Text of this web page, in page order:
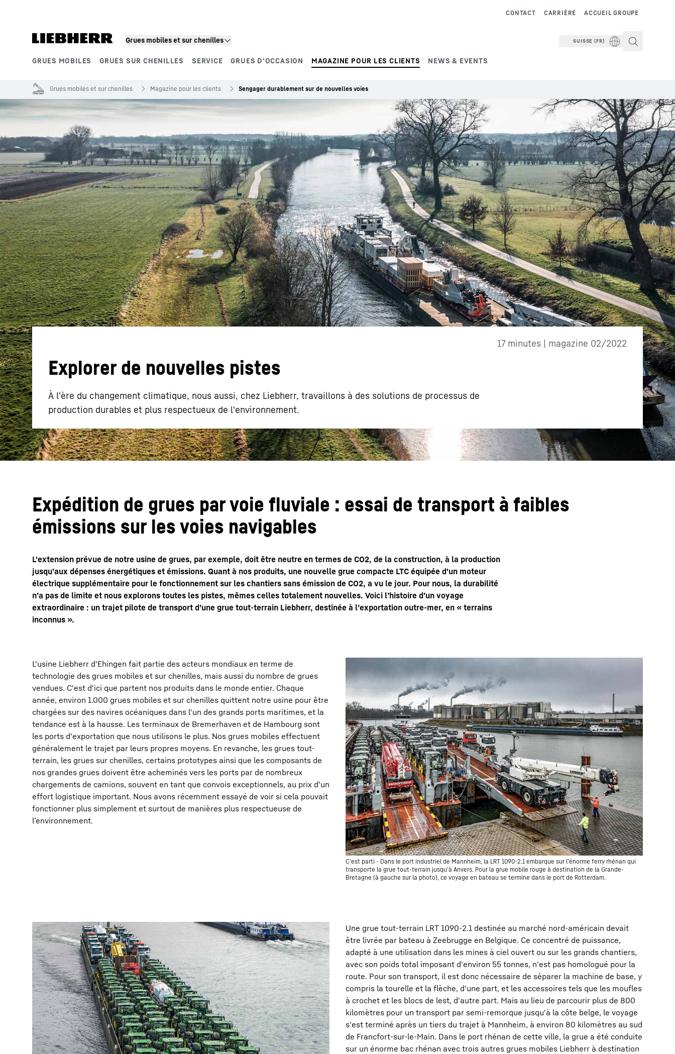
Grues mobiles et sur chenilles
GRUES MOBILES GRUES SUR CHENILLES SERVICE GRUES D'OCCASION MAGAZINE POUR LES CLIENTS NEWS & EVENTS
ACCUEIL GROUPE
CARRIÈRE
CONTACT
SUISSE (FR)
En savoir plus sur Liebherr Carrière chez Liebherr
Grues mobiles et sur chenilles Magazine pour les clients Sengager durablement sur de nouvelles voies
17 minutes | magazine 02/2022
Explorer de nouvelles pistes
À l'ère du changement climatique, nous aussi, chez Liebherr, travaillons à des solutions de processus de
production durables et plus respectueux de l'environnement.
Expédition de grues par voie fluviale : essai de transport à faibles
émissions sur les voies navigables
L'extension prévue de notre usine de grues, par exemple, doit être neutre en termes de CO2, de la construction, à la production
jusqu’aux dépenses énergétiques et émissions. Quant à nos produits, une nouvelle grue compacte LTC équipée d'un moteur
électrique supplémentaire pour le fonctionnement sur les chantiers sans émission de CO2, a vu le jour. Pour nous, la durabilité
n’a pas de limite et nous explorons toutes les pistes, mêmes celles totalement nouvelles. Voici l’histoire d’un voyage
extraordinaire : un trajet pilote de transport d’une grue tout-terrain Liebherr, destinée à l’exportation outre-mer, en « terrains
inconnus ».
C'est parti - Dans le port industriel de Mannheim, la LRT 1090-2.1 embarque sur l'énorme ferry rhénan qui
transporte la grue tout-terrain jusqu'à Anvers. Pour la grue mobile rouge à destination de la Grande-
Bretagne (à gauche sur la photo), ce voyage en bateau se termine dans le port de Rotterdam.
L'usine Liebherr d'Ehingen fait partie des acteurs mondiaux en terme de
technologie des grues mobiles et sur chenilles, mais aussi du nombre de grues
vendues. C'est d'ici que partent nos produits dans le monde entier. Chaque
année, environ 1.000 grues mobiles et sur chenilles quittent notre usine pour être
chargées sur des navires océaniques dans l'un des grands ports maritimes, et la
tendance est à la hausse. Les terminaux de Bremerhaven et de Hambourg sont
les ports d'exportation que nous utilisons le plus. Nos grues mobiles effectuent
généralement le trajet par leurs propres moyens. En revanche, les grues tout-
terrain, les grues sur chenilles, certains prototypes ainsi que les composants de
nos grandes grues doivent être acheminés vers les ports par de nombreux
chargements de camions, souvent en tant que convois exceptionnels, au prix d'un
effort logistique important. Nous avons récemment essayé de voir si cela pouvait
fonctionner plus simplement et surtout de manières plus respectueuse de
l’environnement.
Une grue tout-terrain LRT 1090-2.1 destinée au marché nord-américain devait
être livrée par bateau à Zeebrugge en Belgique. Ce concentré de puissance,
adapté à une utilisation dans les mines à ciel ouvert ou sur les grands chantiers,
avec son poids total imposant d'environ 55 tonnes, n'est pas homologué pour la
route. Pour son transport, il est donc nécessaire de séparer la machine de base, y
compris la tourelle et la flèche, d'une part, et les accessoires tels que les moufles
à crochet et les blocs de lest, d'autre part. Mais au lieu de parcourir plus de 800
kilomètres pour un transport par semi-remorque jusqu'à la côte belge, le voyage
s'est terminé après un tiers du trajet à Mannheim, à environ 80 kilomètres au sud
de Francfort-sur-le-Main. Dans le port rhénan de cette ville, la grue a été conduite
sur un énorme bac rhénan avec trois autres grues mobiles Liebherr à destination